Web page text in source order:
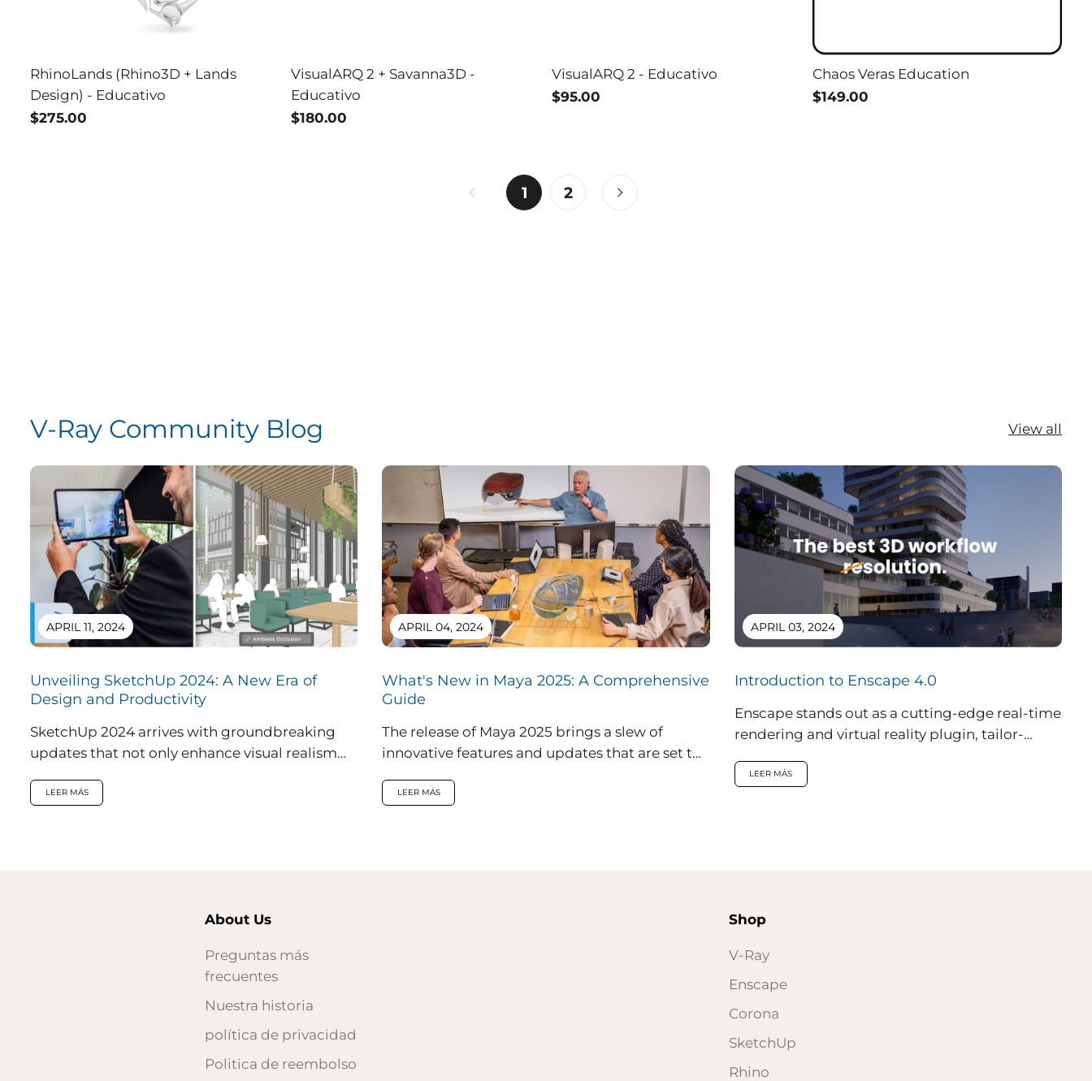
RhinoLands (Rhino3D + Lands
Design) - Educativo
$275.00
VisualARQ 2 + Savanna3D -
Educativo
$180.00
VisualARQ 2 - Educativo
$95.00
Chaos Veras Education
$149.00
1 2
V-Ray Community Blog View all
APRIL 11, 2024
Unveiling SketchUp 2024: A New Era of
Design and Productivity
SketchUp 2024 arrives with groundbreaking
updates that not only enhance visual realism
innovative features...
LEER MÁS
APRIL 04, 2024
What's New in Maya 2025: A Comprehensive
Guide
The release of Maya 2025 brings a slew of
innovative features and updates that are set to
LEER MÁS
APRIL 03, 2024
Introduction to Enscape 4.0
Enscape stands out as a cutting-edge real-time
rendering and virtual reality plugin, tailor-
engineering, and construction...
LEER MÁS
About Us
Preguntas más
frecuentes
Nuestra historia
política de privacidad
Politica de reembolso
Shop
V-Ray
Enscape
Corona
SketchUp
Rhino